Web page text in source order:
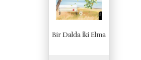
Bir Dalda İki Elma